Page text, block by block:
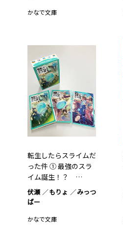
かなで文庫
転生したらスライムだ
った件 ① 最強のスラ
イム誕生！？ …
伏瀬 もりょ
みっつ
ばー
かなで文庫